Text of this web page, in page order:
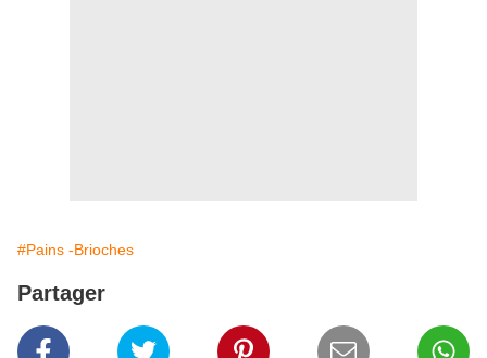
#Pains -Brioches
Partager